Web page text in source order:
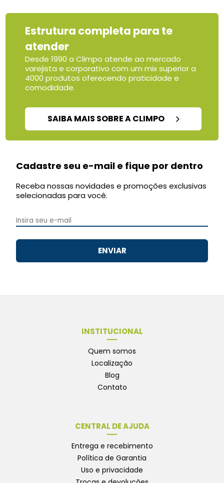
Estrutura completa para te
atender
Desde 1990 a Climpo atende ao mercado
varejista e corporativo com um mix superior a
4000 produtos oferecendo praticidade e
comodidade.
SAIBA MAIS SOBRE A CLIMPO
Cadastre seu e-mail e fique por dentro
Receba nossas novidades e promoções exclusivas
selecionadas para você.
ENVIAR
INSTITUCIONAL
Quem somos
Localização
Blog
Contato
CENTRAL DE AJUDA
Entrega e recebimento
Política de Garantia
Uso e privacidade